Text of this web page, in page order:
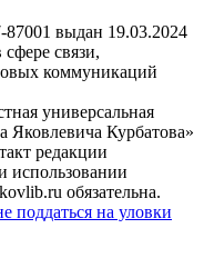
выдан 19.03.2024
связи,
коммуникаций
универсальная
Яковлевича Курбатова»
редакции
использовании
обязательна.
поддаться на уловки